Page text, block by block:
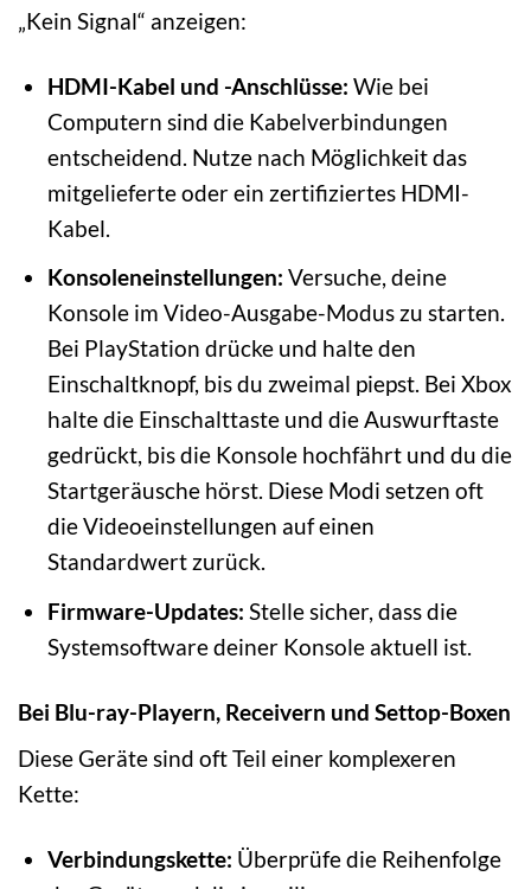
„Kein Signal“ anzeigen:
HDMI-Kabel und -Anschlüsse: Wie bei
Computern sind die Kabelverbindungen
entscheidend. Nutze nach Möglichkeit das
mitgelieferte oder ein zertifiziertes HDMI-
Kabel.
Konsoleneinstellungen: Versuche, deine
Konsole im Video-Ausgabe-Modus zu starten.
Bei PlayStation drücke und halte den
Einschaltknopf, bis du zweimal piepst. Bei Xbox
halte die Einschalttaste und die Auswurftaste
gedrückt, bis die Konsole hochfährt und du die
Startgeräusche hörst. Diese Modi setzen oft
die Videoeinstellungen auf einen
Standardwert zurück.
Firmware-Updates: Stelle sicher, dass die
Systemsoftware deiner Konsole aktuell ist.
Bei Blu-ray-Playern, Receivern und Settop-Boxen
Diese Geräte sind oft Teil einer komplexeren
Kette:
Verbindungskette: Überprüfe die Reihenfolge